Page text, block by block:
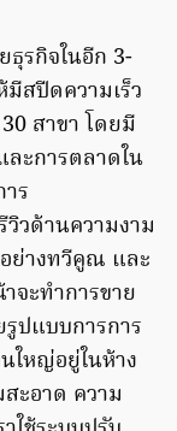
ธุรกิจในอีก 3-
มีสปีดความเร็ว
สาขา โดยมี
ะการตลาดใน
ร
วด้านความงาม
อย่างทวีคูณ และ
จะทำการขาย
ปแบบการการ
ใหญ่อยู่ในห้าง
ะอาด ความ